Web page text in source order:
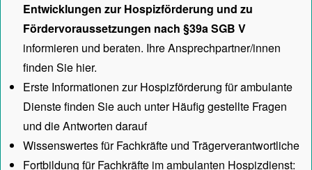
Entwicklungen zur Hospizförderung und zu
Fördervoraussetzungen nach §39a SGB V
informieren und beraten. Ihre Ansprechpartner/innen
finden Sie hier.
Erste Informationen zur Hospizförderung für ambulante
Dienste finden Sie auch unterHäufig gestellte Fragen
und die Antworten darauf
Wissenswertes für Fachkräfte und Trägerverantwortliche
Fortbildung für Fachkräfte im ambulanten Hospizdienst: